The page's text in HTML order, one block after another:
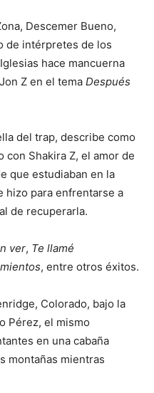
Descemer Bueno,
de intérpretes de los
hace mancuerna
Z en el tema Después
del trap, describe como
Shakira Z, el amor de
que estudiaban en la
hizo para enfrentarse a
de recuperarla.
ver, Te llamé
, entre otros éxitos.
Colorado, bajo la
Pérez, el mismo
en una cabaña
montañas mientras